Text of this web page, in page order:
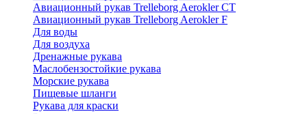
Авиационный рукав Trelleborg Aerokler CT
Авиационный рукав Trelleborg Aerokler F
Для воды
Для воздуха
Дренажные рукава
Маслобензостойкие рукава
Морские рукава
Пищевые шланги
Рукава для краски
Вероника
онлайн